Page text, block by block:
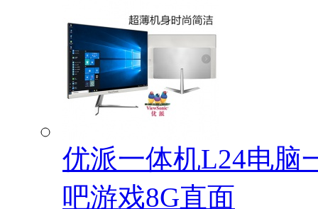
优派一体机L24电脑
吧游戏8G直面